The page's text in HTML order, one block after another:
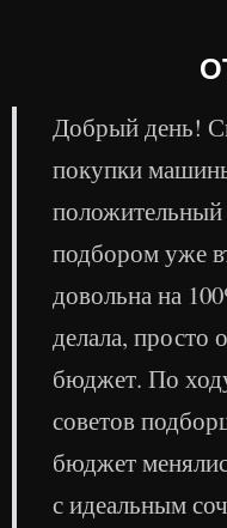
Добрый день!
покупки
подбором уже
довольна на
делала, просто
бюджет. По
советов
бюджет
с идеальным